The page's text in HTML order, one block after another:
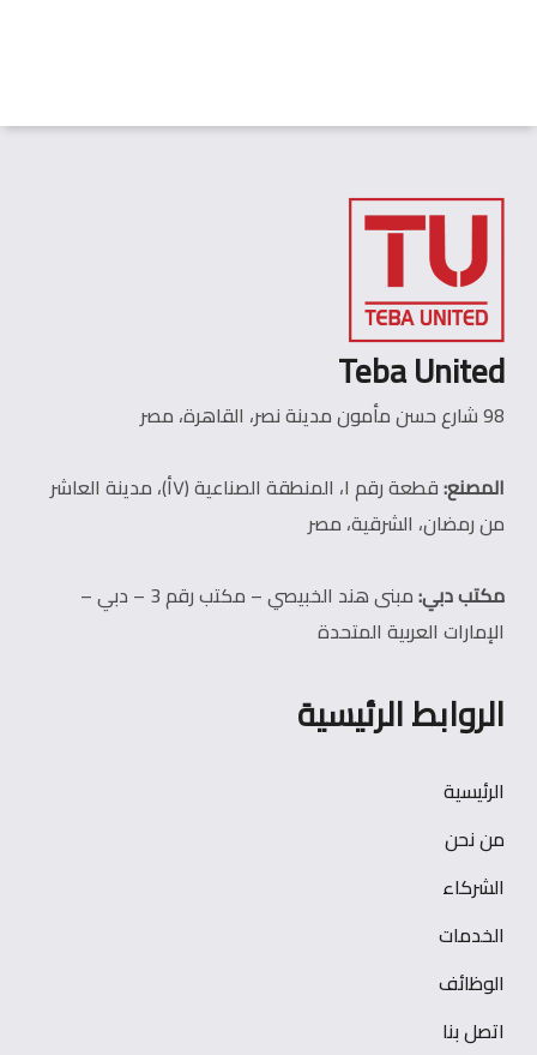
Teba United
98 شارع حسن مأمون مدينة نصر، القاهرة، مصر
المصنع:
قطعة رقم ١، المنطقة الصناعية (٧أ)، مدينة العاشر
من رمضان، الشرقية، مصر
مكتب دبي:
مبنى هند الخبيصي – مكتب رقم 3 – دبي –
الإمارات العربية المتحدة
الروابط الرئيسية
الرئيسية
من نحن
الشركاء
الخدمات
الوظائف
اتصل بنا